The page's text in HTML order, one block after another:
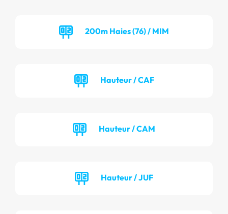
200m Haies (76) / MIM
Hauteur / CAF
Hauteur / CAM
Hauteur / JUF